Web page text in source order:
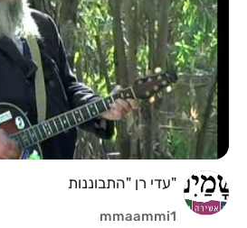
"עדי רן "התבוננות
mmaammi1